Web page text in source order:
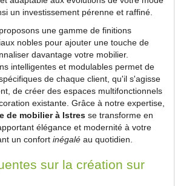
un investissement pérenne et raffiné.
une gamme de finitions
nobles pour ajouter une touche de
davantage votre mobilier.
intelligentes et modulables permet de
de chaque client, qu'il s'agisse
de créer des espaces multifonctionnels
existante. Grâce à notre expertise,
de mobilier à Istres se transforme en
élégance et modernité à votre
un confort inégalé au quotidien.
sur la création sur